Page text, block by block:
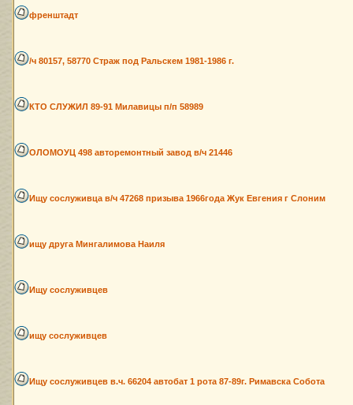
френштадт
/ч 80157, 58770 Страж под Ральскем 1981-1986 г.
КТО СЛУЖИЛ 89-91 Милавицы п/п 58989
ОЛОМОУЦ 498 авторемонтный завод в/ч 21446
Ищу сослуживца в/ч 47268 призыва 1966года Жук Евгения г Слоним
ищу друга Мингалимова Наиля
Ищу сослуживцев
ищу сослуживцев
Ищу сослуживцев в.ч. 66204 автобат 1 рота 87-89г. Римавска Собота